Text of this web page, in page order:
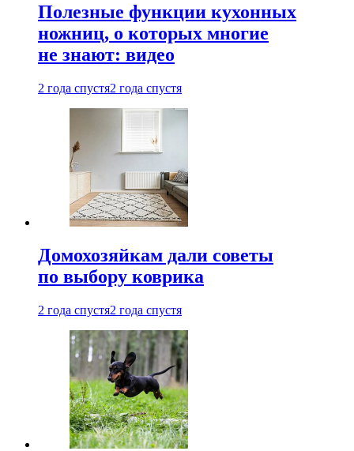
Полезные функции кухонных
ножниц, о которых многие
не знают: видео
2 года спустя2 года спустя
Домохозяйкам дали советы
по выбору коврика
2 года спустя2 года спустя